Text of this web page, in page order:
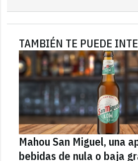
TAMBIÉN TE PUEDE
Mahou San Miguel, una
bebidas de nula o baja